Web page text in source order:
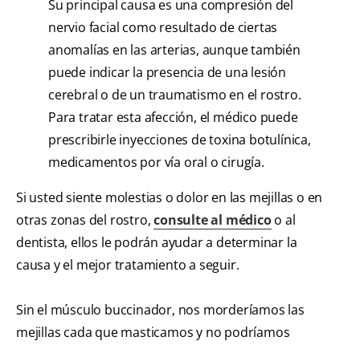
Su principal causa es una compresión del
nervio facial como resultado de ciertas
anomalías en las arterias, aunque también
puede indicar la presencia de una lesión
cerebral o de un traumatismo en el rostro.
Para tratar esta afección, el médico puede
prescribirle inyecciones de toxina botulínica,
medicamentos por vía oral o cirugía.
Si usted siente molestias o dolor en las mejillas o en
otras zonas del rostro,consulte al médicoo al
dentista, ellos le podrán ayudar a determinar la
causa y el mejor tratamiento a seguir.
Sin el músculo buccinador, nos morderíamos las
mejillas cada que masticamos y no podríamos